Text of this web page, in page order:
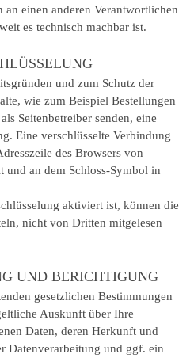
einen anderen Verantwortlichen
es technisch machbar ist.
und zum Schutz der
wie zum Beispiel Bestellungen
Seitenbetreiber senden, eine
Eine verschlüsselte Verbindung
des Browsers von
und an dem Schloss-Symbol in
aktiviert ist, können die
nicht von Dritten mitgelesen
UND BERICHTIGUNG
gesetzlichen Bestimmungen
Auskunft über Ihre
Daten, deren Herkunft und
Datenverarbeitung und ggf. ein